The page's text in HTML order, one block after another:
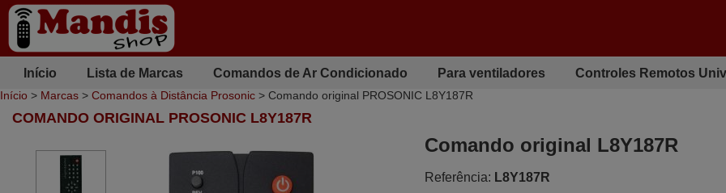
Início Lista de Marcas Comandos de Ar Condicionado Para ventiladores Controles Remotos
Início > Marcas > Comandos à Distância Prosonic > Comando original PROSONIC L8Y187R
COMANDO ORIGINAL PROSONIC L8Y187R
Comando original L8Y187R
Referência: L8Y187R